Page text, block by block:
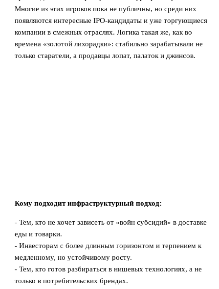
Многие из этих игроков пока не публичны, но среди них
появляются интересные IPO‑кандидаты и уже торгующиеся
компании в смежных отраслях. Логика такая же, как во
времена «золотой лихорадки»: стабильно зарабатывали не
только старатели, а продавцы лопат, палаток и джинсов.
Кому подходит инфраструктурный подход:
- Тем, кто не хочет зависеть от «войн субсидий» в доставке
еды и товарки.
- Инвесторам с более длинным горизонтом и терпением к
медленному, но устойчивому росту.
- Тем, кто готов разбираться в нишевых технологиях, а не
только в потребительских брендах.